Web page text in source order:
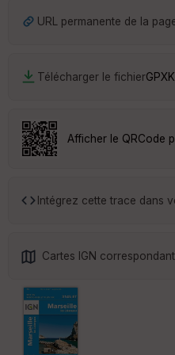
URL permanente de la
Télécharger le fichierGPX
Afficher le QRCode
Intégrez cette trace dans
Cartes IGN